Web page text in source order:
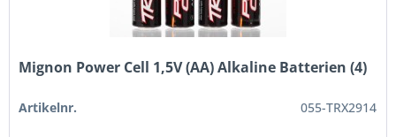
Mignon Power Cell 1,5V (AA) Alkaline Batterien (4)
Artikelnr. 055-TRX2914